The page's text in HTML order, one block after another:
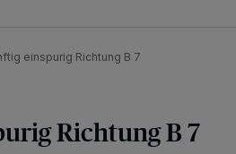
einspurig Richtung B 7
Richtung B 7